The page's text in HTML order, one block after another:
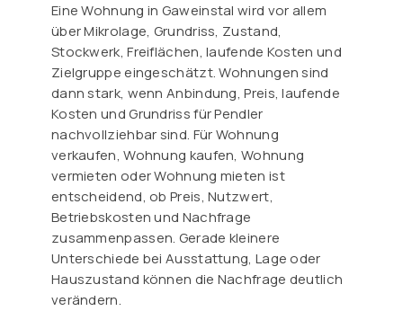
Eine Wohnung in Gaweinstal wird vor allem
über Mikrolage, Grundriss, Zustand,
Stockwerk, Freiflächen, laufende Kosten und
Zielgruppe eingeschätzt. Wohnungen sind
dann stark, wenn Anbindung, Preis, laufende
Kosten und Grundriss für Pendler
nachvollziehbar sind. Für Wohnung
verkaufen, Wohnung kaufen, Wohnung
vermieten oder Wohnung mieten ist
entscheidend, ob Preis, Nutzwert,
Betriebskosten und Nachfrage
zusammenpassen. Gerade kleinere
Unterschiede bei Ausstattung, Lage oder
Hauszustand können die Nachfrage deutlich
verändern.